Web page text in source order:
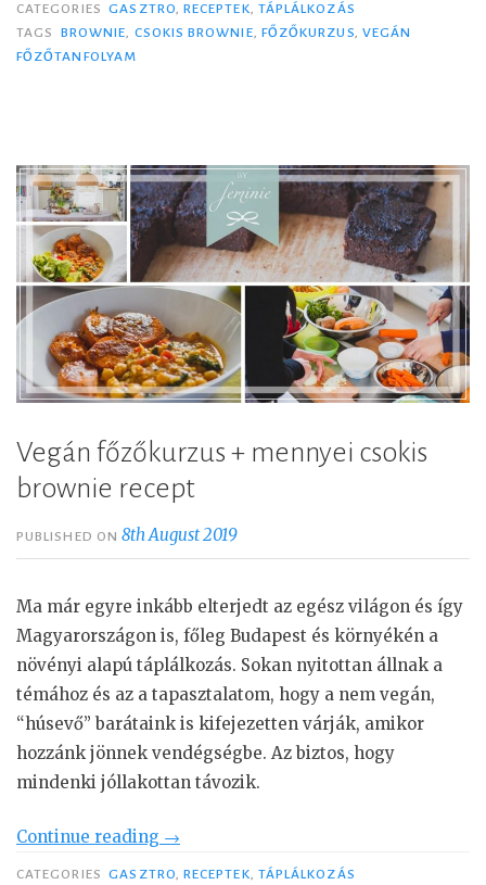
CATEGORIES GASZTRO, RECEPTEK, TÁPLÁLKOZÁS
TAGS
BROWNIE, CSOKIS BROWNIE, FŐZŐKURZUS, VEGÁN
FŐZŐTANFOLYAM
Vegán főzőkurzus + mennyei csokis
brownie recept
PUBLISHED ON8th August 2019
Ma már egyre inkább elterjedt az egész világon és így
Magyarországon is, főleg Budapest és környékén a
növényi alapú táplálkozás. Sokan nyitottan állnak a
témához és az a tapasztalatom, hogy a nem vegán,
“húsevő” barátaink is kifejezetten várják, amikor
hozzánk jönnek vendégségbe. Az biztos, hogy
mindenki jóllakottan távozik.
Continue reading “
V
→
CATEGORIES GASZTRO RECEPTEK TÁPLÁLKOZÁS